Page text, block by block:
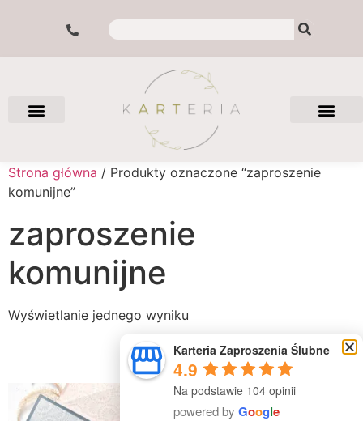
Strona główna / Produkty oznaczone “zaproszenie
komunijne”
zaproszenie
komunijne
Wyświetlanie jednego wyniku
Karteria Zaproszenia Ślubne
4.9
Na podstawie 104 opinii
powered by Google